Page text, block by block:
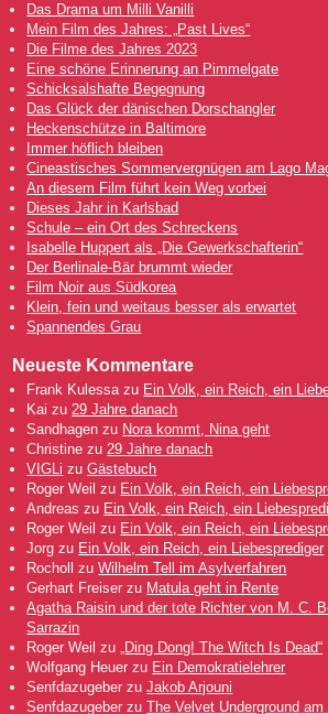
Das Drama um Milli Vanilli
Mein Film des Jahres: „Past Lives“
Die Filme des Jahres 2023
Eine schöne Erinnerung an Pimmelgate
Schicksalshafte Begegnung
Das Glück der dänischen Dorschangler
Heckenschütze in Baltimore
Immer höflich bleiben
Cineastisches Sommervergnügen am Lago
An diesem Film führt kein Weg vorbei
Dieses Jahr in Karlsbad
Schule – ein Ort des Schreckens
Isabelle Huppert als „Die Gewerkschafterin“
Der Berlinale-Bär brummt wieder
Film Noir aus Südkorea
Klein, fein und weitaus besser als erwartet
Spannendes Grau
Neueste Kommentare
Frank Kulessa zu Ein Volk, ein Reich, ein
Kai zu 29 Jahre danach
Sandhagen zu Nora kommt, Nina geht
Christine zu 29 Jahre danach
VIGLi zuGästebuch
Roger Weil zu Ein Volk, ein Reich, ein
Andreas zu Ein Volk, ein Reich, ein
Roger Weil zu Ein Volk, ein Reich, ein
Jorg zu Ein Volk, ein Reich, ein Liebesprediger
Rocholl
zuWilhelm Tell im Asylverfahren
Gerhart Freiser zu Matula geht in Rente
Agatha Raisin und der tote Richter von M. C.
Sarrazin
Roger Weil zu
„Ding Dong! The Witch Is Dead“
Wolfgang Heuer zu Ein Demokratielehrer
Senfdazugeber zuJakob Arjouni
Senfdazugeber zuThe Velvet Underground